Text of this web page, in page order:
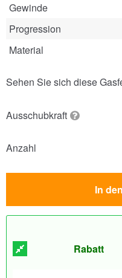
Gewinde
Progression
Material
Sehen Sie sich diese
Ausschubkraft
Anzahl
In
Rabatt